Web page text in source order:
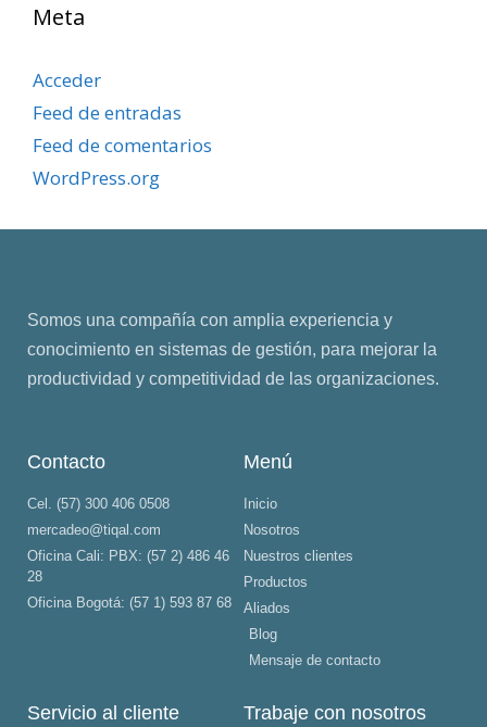
Meta
Acceder
Feed de entradas
Feed de comentarios
WordPress.org
Somos una compañía con amplia experiencia y
conocimiento en sistemas de gestión, para mejorar la
productividad y competitividad de las organizaciones.
Contacto
Cel. (57) 300 406 0508
mercadeo@tiqal.com
Oficina Cali: PBX: (57 2) 486 46
28
Oficina Bogotá: (57 1) 593 87 68
Menú
Inicio
Nosotros
Nuestros clientes
Productos
Aliados
Blog
Mensaje de contacto
Servicio al cliente Trabaje con nosotros